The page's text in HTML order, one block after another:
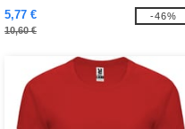
5,77 €
10,60 €
-46%